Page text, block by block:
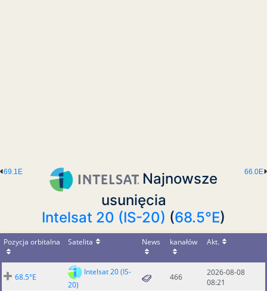
66.0E
69.1E
Najnowsze
usunięcia
Intelsat 20 (IS-20) (68.5°E)
Pozycja orbitalna Satelita News kanałów Akt.
68.5°E
Intelsat 20 (IS-
20)
466
2026-08-08
08:21